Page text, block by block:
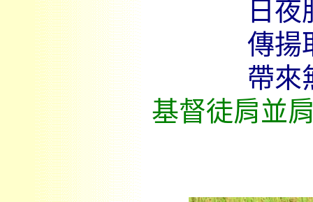
日夜
傳揚
帶來
基督徒肩並